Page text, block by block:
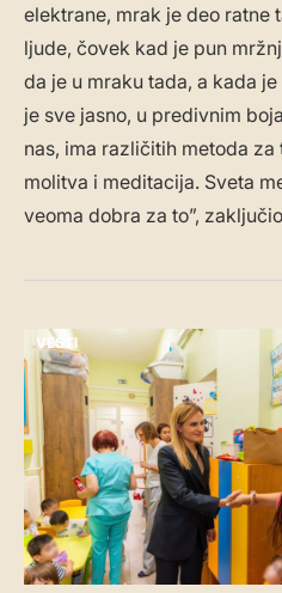
elektrane, mrak je deo ratne
ljude, čovek kad je pun
da je u mraku tada, a kada
je sve jasno, u predivnim
nas, ima različitih metoda
molitva i meditacija. Sveta
veoma dobra za to”,
VESTI